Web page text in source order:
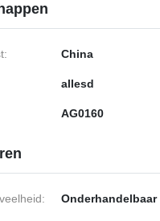
China
allesd
AG0160
Onderhandelbaar